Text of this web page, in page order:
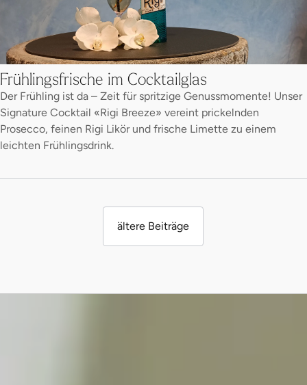
Frühlingsfrische im Cocktailglas
Der Frühling ist da – Zeit für spritzige Genussmomente! Unser
Signature Cocktail «Rigi Breeze» vereint prickelnden
Prosecco, feinen Rigi Likör und frische Limette zu einem
leichten Frühlingsdrink.
ältere Beiträge